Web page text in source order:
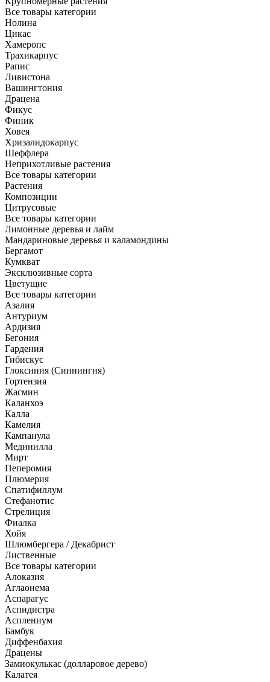
Все товары категории
Нолина
Цикас
Хамеропс
Трахикарпус
Рапис
Ливистона
Вашингтония
Драцена
Фикус
Финик
Ховея
Хризалидокарпус
Шеффлера
Неприхотливые растения
Все товары категории
Растения
Композиции
Цитрусовые
Все товары категории
Лимонные деревья и лайм
Мандариновые деревья и каламондины
Бергамот
Кумкват
Эксклюзивные сорта
Цветущие
Все товары категории
Азалия
Антуриум
Ардизия
Бегония
Гардения
Гибискус
Глоксиния (Синнингия)
Гортензия
Жасмин
Каланхоэ
Калла
Камелия
Кампанула
Мединилла
Мирт
Пеперомия
Плюмерия
Спатифиллум
Стефанотис
Стрелиция
Фиалка
Хойя
Шлюмбергера / Декабрист
Лиственные
Все товары категории
Алоказия
Аглаонема
Аспарагус
Аспидистра
Асплениум
Бамбук
Диффенбахия
Драцены
Замиокулькас (долларовое дерево)
Калатея